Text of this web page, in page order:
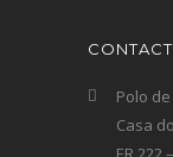
Polo
Casa